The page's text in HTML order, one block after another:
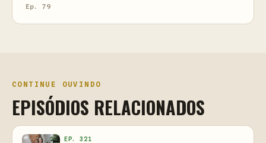
Ep. 79
CONTINUE OUVINDO
EPISÓDIOS RELACIONADOS
EP. 321